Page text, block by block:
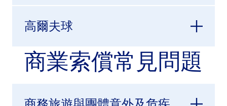
高爾夫球
商業索償常見問題